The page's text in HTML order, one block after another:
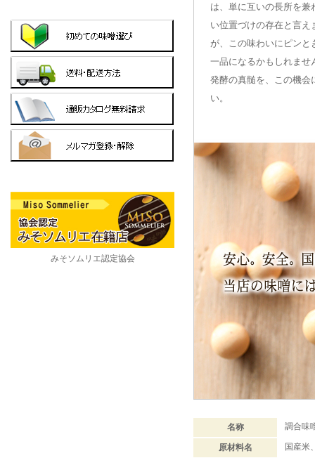
は、単に互いの長所を
い位置づけの存在と言
が、この味わいにピン
一品になるかもしれませ
発酵の真髄を、この機会
い。
名称 調合味
原材料名 国産米
みそソムリエ認定協会